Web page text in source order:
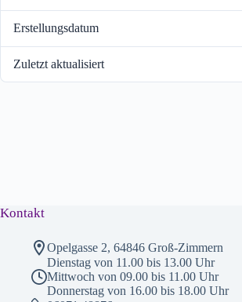
Erstellungsdatum
Zuletzt aktualisiert
Kontakt
Opelgasse 2, 64846 Groß-Zimmern
Dienstag von 11.00 bis 13.00 Uhr
Mittwoch von 09.00 bis 11.00 Uhr
Donnerstag von 16.00 bis 18.00 Uhr